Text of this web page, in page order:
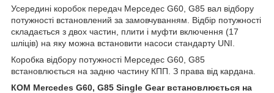
Усередині коробок передач Мерседес G60, G85 вал відбору
потужності встановлений за замовчуванням. Відбір потужності
складається з двох частин, плити і муфти включення (17
шліців) на яку можна встановити насоси стандарту UNI.
Коробка відбору потужності Мерседес G60, G85
встановлюється на задню частину КПП. З права від кардана.
КОМ Mercedes G60, G85 Single Gear встановлюється на